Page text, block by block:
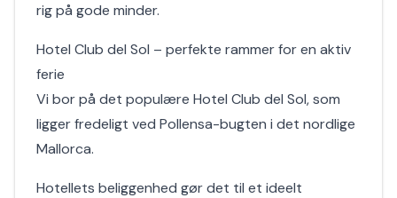
rig på gode minder.
Hotel Club del Sol – perfekte rammer for en aktiv
ferie
Vi bor på det populære Hotel Club del Sol, som
ligger fredeligt ved Pollensa-bugten i det nordlige
Mallorca.
Hotellets beliggenhed gør det til et ideelt